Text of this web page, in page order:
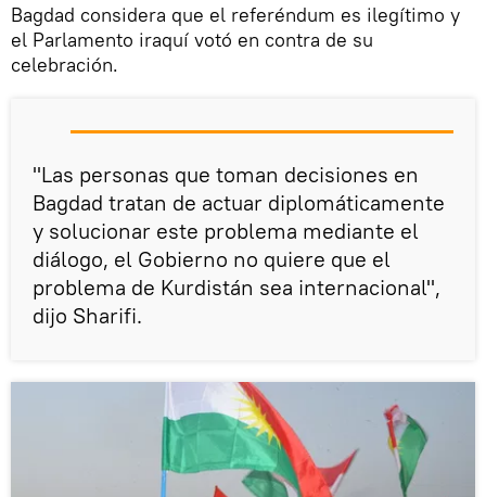
Bagdad considera que el referéndum es ilegítimo y
el Parlamento iraquí votó en contra de su
celebración.
"Las personas que toman decisiones en
Bagdad tratan de actuar diplomáticamente
y solucionar este problema mediante el
diálogo, el Gobierno no quiere que el
problema de Kurdistán sea internacional",
dijo Sharifi.